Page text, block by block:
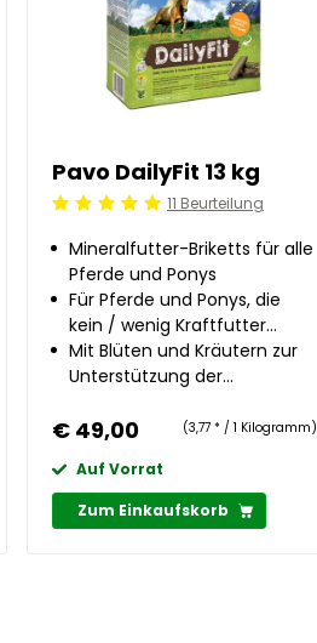
Pavo DailyFit 13 kg
Beoordeling: 5/511 Beurteilung
Mineralfutter-Briketts für alle
Pferde und Ponys
Für Pferde und Ponys, die
kein / wenig Kraftfutter
erhalten
Mit Blüten und Kräutern zur
Unterstützung der
€ 49,00 (3,77 * / 1 Kilogramm)
Auf Vorrat
Zum Einkaufskorb